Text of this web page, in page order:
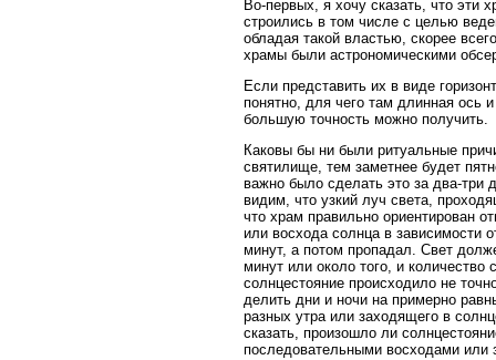
Во-первых, я хочу сказать, что
строились в том числе с целью
обладая такой властью, скорее
храмы были астрономическими
Если представить их в виде
понятно, для чего там длинная
большую точность можно получить.
Каковы бы ни были ритуальные
святилище, тем заметнее будет
важно было сделать это за два-три
видим, что узкий луч света,
что храм правильно ориентирован
или восхода солнца в зависимости
минут, а потом пропадал. Свет
минут или около того, и
солнцестояние происходило не
делить дни и ночи на примерно
разных утра или заходящего в
сказать, произошло ли
последовательными восходами или